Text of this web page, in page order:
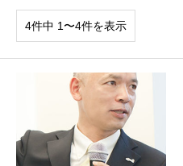
4件中 1〜4件を表示